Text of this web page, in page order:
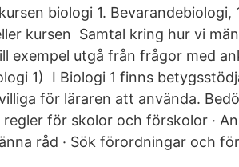
biologi 1.
kursen Samtal kring hur vi
exempel utgå från frågor med
1) I Biologi 1 finns
för läraren att använda.
för skolor och förskolor ·
råd · Sök förordningar och